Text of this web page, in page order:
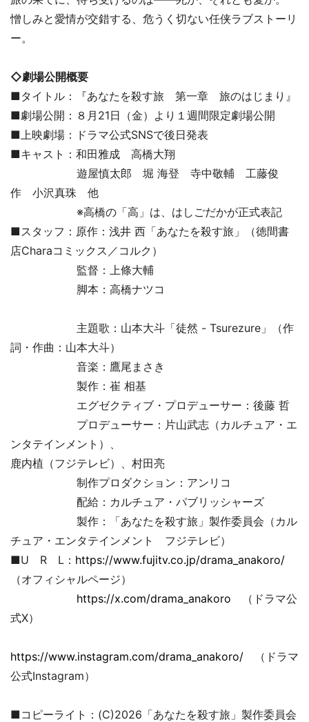
憎しみと愛情が交錯する、危うく切ない任侠ラブストーリ
ー。
◇劇場公開概要
■タイトル：『あなたを殺す旅 第一章 旅のはじまり』
■劇場公開：８月21日（金）より１週間限定劇場公開
■上映劇場：ドラマ公式SNSで後日発表
■キャスト：和田雅成 高橋大翔
遊屋慎太郎 堀 海登 寺中敬輔 工藤俊
作 小沢真珠 他
※高橋の「高」は、はしごだかが正式表記
■スタッフ：原作：浅井 西「あなたを殺す旅」（徳間書
店Charaコミックス／コルク）
監督：上條大輔
脚本：高橋ナツコ
主題歌：山本大斗「徒然 - Tsurezure」（作
詞・作曲：山本大斗）
音楽：鷹尾まさき
製作：崔 相基
エグゼクティブ・プロデューサー：後藤 哲
プロデューサー：片山武志（カルチュア・エ
ンタテインメント）、
鹿内植（フジテレビ）、村田亮
制作プロダクション：アンリコ
配給：カルチュア・パブリッシャーズ
製作：「あなたを殺す旅」製作委員会（カル
チュア・エンタテインメント フジテレビ）
■U R L： https://www.fujitv.co.jp/drama_anakoro/
（オフィシャルページ）
https://x.com/drama_anakoro （ドラマ公
式X）
https://www.instagram.com/drama_anakoro/ （ドラマ
公式Instagram）
■コピーライト：(C)2026「あなたを殺す旅」製作委員会